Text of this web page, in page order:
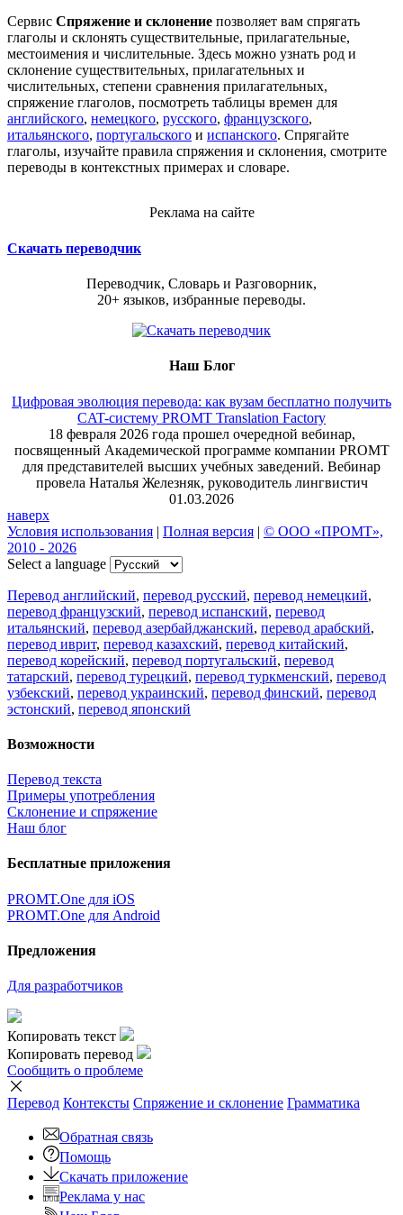
Сервис Спряжение и склонение позволяет вам спрягать
глаголы и склонять существительные, прилагательные,
местоимения и числительные. Здесь можно узнать род и
склонение существительных, прилагательных и
числительных, степени сравнения прилагательных,
спряжение глаголов, посмотреть таблицы времен для
английского, немецкого, русского, французского,
итальянского, португальского и испанского. Спрягайте
глаголы, изучайте правила спряжения и склонения, смотрите
переводы в контекстных примерах и словаре.
Реклама на сайте
Скачать переводчик
Переводчик, Словарь и Разговорник,
20+ языков, избранные переводы.
Наш Блог
Цифровая эволюция перевода: как вузам бесплатно получить
CAT-систему PROMT Translation Factory
18 февраля 2026 года прошел очередной вебинар,
посвященный Академической программе компании PROMT
для представителей высших учебных заведений. Вебинар
провела Наталья Железняк, руководитель лингвистич
01.03.2026
наверх
Условия использования | Полная версия | © ООО «ПРОМТ»,
2010 - 2026
Select a language
Перевод английский, перевод русский, перевод немецкий,
перевод французский, перевод испанский, перевод
итальянский, перевод азербайджанский, перевод арабский,
перевод иврит, перевод казахский, перевод китайский,
перевод корейский, перевод португальский, перевод
татарский, перевод турецкий, перевод туркменский, перевод
узбекский, перевод украинский, перевод финский, перевод
эстонский, перевод японский
Возможности
Перевод текста
Примеры употребления
Склонение и спряжение
Наш блог
Бесплатные приложения
PROMT.One для iOS
PROMT.One для Android
Предложения
Для разработчиков
Копировать текст
Копировать перевод
Сообщить о проблеме
Перевод Контексты Спряжение и склонение Грамматика
Обратная связь
Помощь
Скачать приложение
Реклама у нас